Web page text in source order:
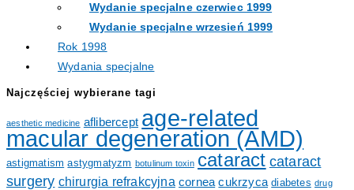
Wydanie specjalne czerwiec 1999
Wydanie specjalne wrzesień 1999
Rok 1998
Wydania specjalne
Najczęściej wybierane tagi
aesthetic medicine aflibercept age-related
macular degeneration (AMD)
astigmatism astygmatyzm botulinum toxin cataract cataract
surgery chirurgia refrakcyjna cornea cukrzyca diabetes drug